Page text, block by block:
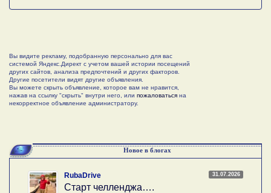
Вы видите рекламу, подобранную персонально для вас
системой Яндекс.Директ с учетом вашей истории посещений
других сайтов, анализа предпочтений и других факторов.
Другие посетители видят другие объявления.
Вы можете скрыть объявление, которое вам не нравится,
нажав на ссылку "скрыть" внутри него, или пожаловаться на
некорректное объявление администратору.
Новое в блогах
31.07.2026
RubaDrive
Старт челленджа….